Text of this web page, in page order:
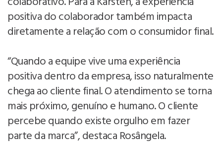
positiva do colaborador também impacta
diretamente a relação com o consumidor final.
“Quando a equipe vive uma experiência
positiva dentro da empresa, isso naturalmente
chega ao cliente final. O atendimento se torna
mais próximo, genuíno e humano. O cliente
percebe quando existe orgulho em fazer
parte da marca”, destaca Rosângela.